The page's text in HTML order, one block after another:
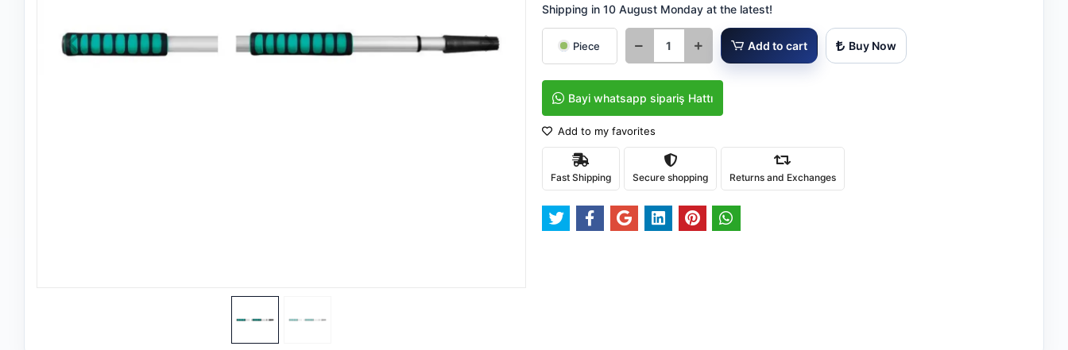
Shipping in 10 August Monday at the latest!
Piece Add to cart Buy Now
Bayi whatsapp sipariş Hattı
Add to my favorites
Fast Shipping Secure shopping Returns and Exchanges